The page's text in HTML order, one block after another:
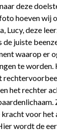
deze
hoeven wij
Lucy, deze
de juiste
waarop er
te
het rechter
voor het
wordt de